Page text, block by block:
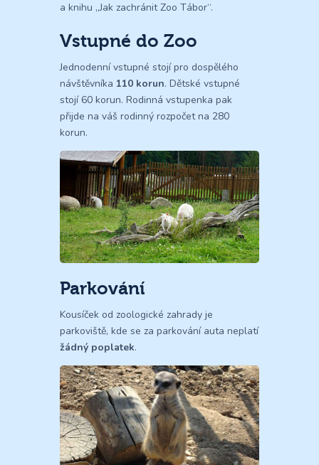
a knihu „Jak zachránit Zoo Tábor“.
Vstupné do Zoo
Jednodenní vstupné stojí pro dospělého
návštěvníka 110 korun. Dětské vstupné
stojí 60 korun. Rodinná vstupenka pak
přijde na váš rodinný rozpočet na 280
korun.
Parkování
Kousíček od zoologické zahrady je
parkoviště, kde se za parkování auta neplatí
žádný poplatek.